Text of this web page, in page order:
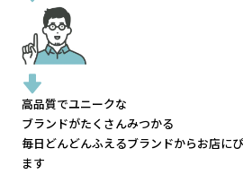
高品質でユニークな
ブランドがたくさんみつかる
毎日どんどんふえるブランドからお店に
ます